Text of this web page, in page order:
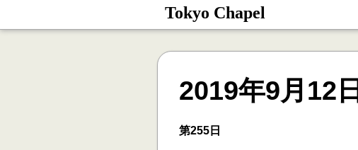
Tokyo Chapel
2019年9月12日
第255日